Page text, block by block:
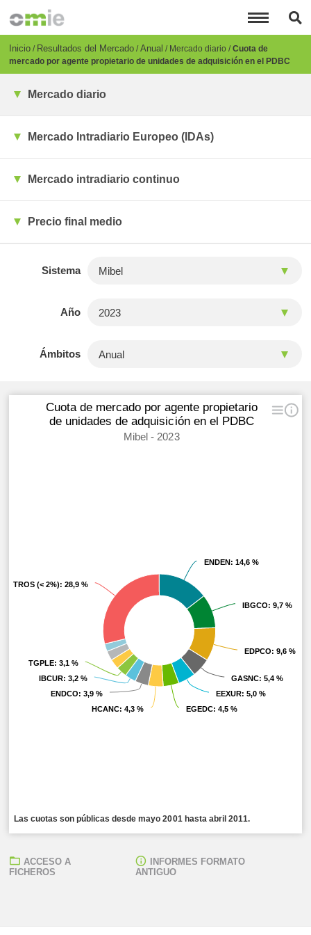
principal
Breadcrumb
Inicio Resultados del Mercado Anual Mercado diario Cuota de
mercado por agente propietario de unidades de adquisición en el PDBC
Mercado diario
Mercado Intradiario Europeo (IDAs)
Mercado intradiario continuo
Precio final medio
Sistema
Año
Ámbitos
Las cuotas son públicas desde mayo 2001 hasta abril 2011.
Cuota de mercado por agente propietario
de unidades de adquisición en el PDBC
Mibel - 2023
ENDEN: 14,6 %
ENDEN: 14,6 %
IBGCO: 9,7 %
IBGCO: 9,7 %
EDPCO: 9,6 %
EDPCO: 9,6 %
GASNC: 5,4 %
GASNC: 5,4 %
EEXUR: 5,0 %
EEXUR: 5,0 %
EGEDC: 4,5 %
EGEDC: 4,5 %
HCANC: 4,3 %
HCANC: 4,3 %
ENDCO: 3,9 %
ENDCO: 3,9 %
IBCUR: 3,2 %
IBCUR: 3,2 %
TGPLE: 3,1 %
TGPLE: 3,1 %
OTROS (< 2%): 28,9 %
OTROS (< 2%): 28,9 %
ACCESO A
FICHEROS
INFORMES FORMATO
ANTIGUO